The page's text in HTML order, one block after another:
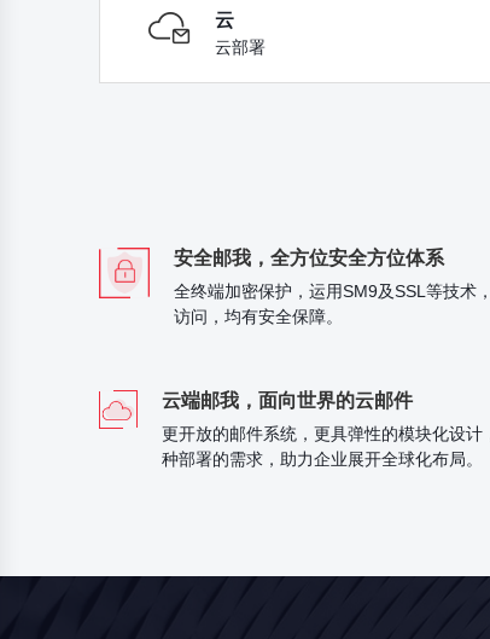
云
云部署
安全邮我，全方位安全方位体系
全终端加密保护，运用SM9及SSL等技术
访问，均有安全保障。
云端邮我，面向世界的云邮件
更开放的邮件系统，更具弹性的模块化设
种部署的需求，助力企业展开全球化布局。